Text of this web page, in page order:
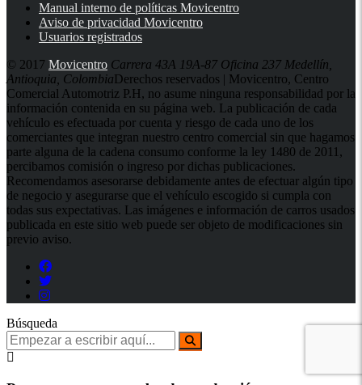
Manual interno de políticas Movicentro
Aviso de privacidad Movicentro
Usuarios registrados
© 2017 Movicentro Carrera 43A 19A-87 Oficina 237 Medellín,
Antioquia, ColombiaDerechos reservados | Movicentro, Centro
Comercial Automotriz P.H, no asume ninguna responsabilidad por la
información contenida en su página web. La publicación de cada
vehículo es efectuada por cuenta y riesgo de cada uno de los
comerciantes que integran nuestro centro comercial sin que hagamos
parte alguna de la cadena consumo conforme la ley 1480 de 2011,
percibamos comisión o ingreso por dichas publicaciones.
Recomendamos asesorarse debidamente antes de efectuar algún tipo
de negocio y asegurarse que el vehículo escogido si cumpla con
todas sus expectativas. Las imágenes e información de carros usados
publicada en este sitio web puede ser objeto de modificaciones sin
previo aviso.
Búsqueda